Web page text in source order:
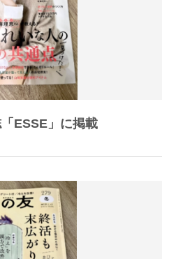
ESSE」に掲載